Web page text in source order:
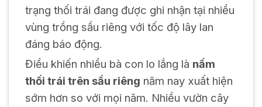
trạng thối trái đang được ghi nhận tại nhiều
vùng trồng sầu riêng với tốc độ lây lan
đáng báo động.
Điều khiến nhiều bà con lo lắng là nấm
thối trái trên sầu riêng năm nay xuất hiện
sớm hơn so với mọi năm. Nhiều vườn cây